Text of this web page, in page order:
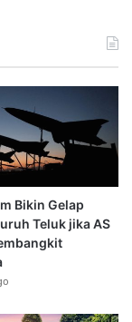
Bikin Gelap
Teluk jika AS